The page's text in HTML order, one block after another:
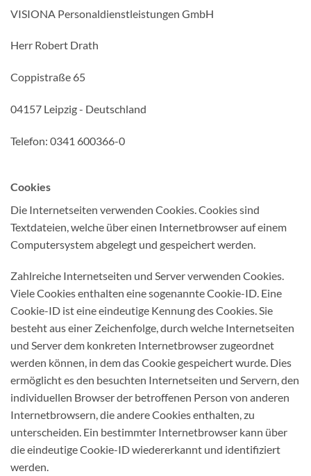
VISIONA Personaldienstleistungen GmbH
Herr Robert Drath
Coppistraße 65
04157 Leipzig - Deutschland
Telefon: 0341 600366-0
Cookies
Die Internetseiten verwenden Cookies. Cookies sind
Textdateien, welche über einen Internetbrowser auf einem
Computersystem abgelegt und gespeichert werden.
Zahlreiche Internetseiten und Server verwenden Cookies.
Viele Cookies enthalten eine sogenannte Cookie-ID. Eine
Cookie-ID ist eine eindeutige Kennung des Cookies. Sie
besteht aus einer Zeichenfolge, durch welche Internetseiten
und Server dem konkreten Internetbrowser zugeordnet
werden können, in dem das Cookie gespeichert wurde. Dies
ermöglicht es den besuchten Internetseiten und Servern, den
individuellen Browser der betroffenen Person von anderen
Internetbrowsern, die andere Cookies enthalten, zu
unterscheiden. Ein bestimmter Internetbrowser kann über
die eindeutige Cookie-ID wiedererkannt und identifiziert
werden.